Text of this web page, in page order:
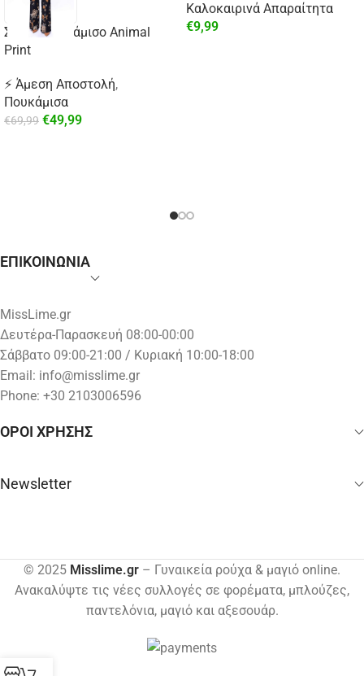
Σατέν Πουκάμισο Animal
Print
⚡ Άμεση Αποστολή,
Πουκάμισα
€69,99 €49,99
Καλοκαιρινά Απαραίτητα
€9,99
ΕΠΙΚΟΙΝΩΝΙΑ
MissLime.gr
Δευτέρα-Παρασκευή 08:00-00:00
Σάββατο 09:00-21:00 / Κυριακή 10:00-18:00
Email: info@misslime.gr
Phone: +30 2103006596
ΟΡΟΙ ΧΡΗΣΗΣ
Newsletter
© 2025 Misslime.gr – Γυναικεία ρούχα & μαγιό online.
Ανακαλύψτε τις νέες συλλογές σε φορέματα, μπλούζες,
παντελόνια, μαγιό και αξεσουάρ.